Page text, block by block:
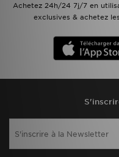
Achetez 24h/24 7j/7 en
exclusives & achetez